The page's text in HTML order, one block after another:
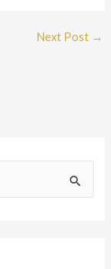
Next Post →